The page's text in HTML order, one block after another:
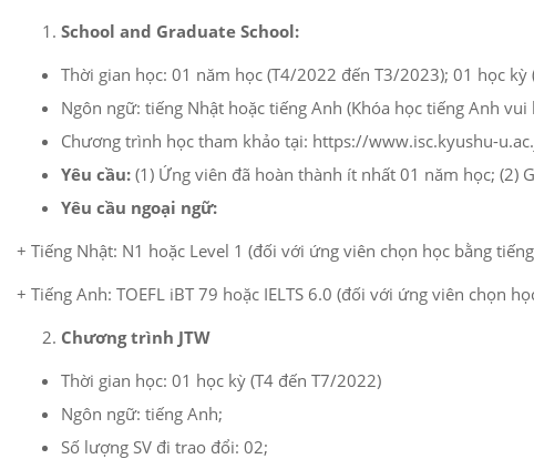
School and Graduate School:
Thời gian học: 01 năm học (T4/2022 đến T3/2023); 01 học
Ngôn ngữ: tiếng Nhật hoặc tiếng Anh (Khóa học tiếng Anh vui
Chương trình học tham khảo tại: https://www.isc.kyushu-
Yêu cầu: (1) Ứng viên đã hoàn thành ít nhất 01 năm học; (2)
Yêu cầu ngoại ngữ:
+ Tiếng Nhật: N1 hoặc Level 1 (đối với ứng viên chọn học bằng
+ Tiếng Anh: TOEFL iBT 79 hoặc IELTS 6.0 (đối với ứng viên chọn
Chương trình JTW
Thời gian học: 01 học kỳ (T4 đến T7/2022)
Ngôn ngữ: tiếng Anh;
Số lượng SV đi trao đổi: 02;